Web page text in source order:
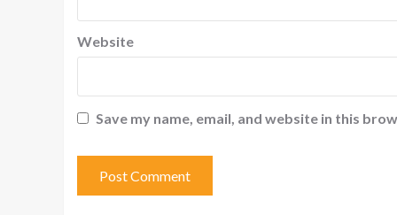
Website
Save my name, email, and website in this